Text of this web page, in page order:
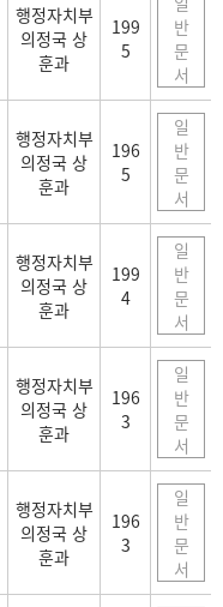
행정자치부
의정국 상
훈과
199
5
반
문
서
행정자치부
의정국 상
훈과
196
5
일
반
문
서
행정자치부
의정국 상
훈과
199
4
일
반
문
서
행정자치부
의정국 상
훈과
196
3
일
반
문
서
행정자치부
의정국 상
훈과
196
3
일
반
문
서